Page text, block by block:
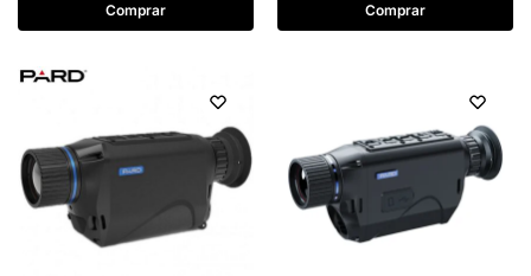
Comprar Comprar